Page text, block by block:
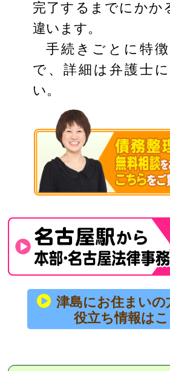
完了するまでにかか
違います。
手続きごとに特
で、詳細は弁護士
い。
津島にお住まいの
役立ち情報は